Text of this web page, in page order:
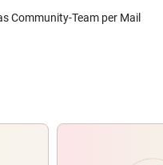
Community-Team per Mail